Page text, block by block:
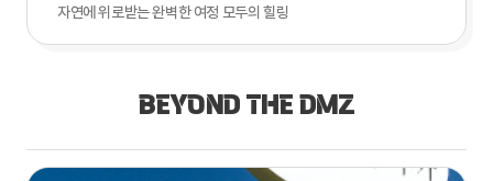
자연에 위로받는 완벽한 여정 모두의 힐링
BEYOND THE DMZ